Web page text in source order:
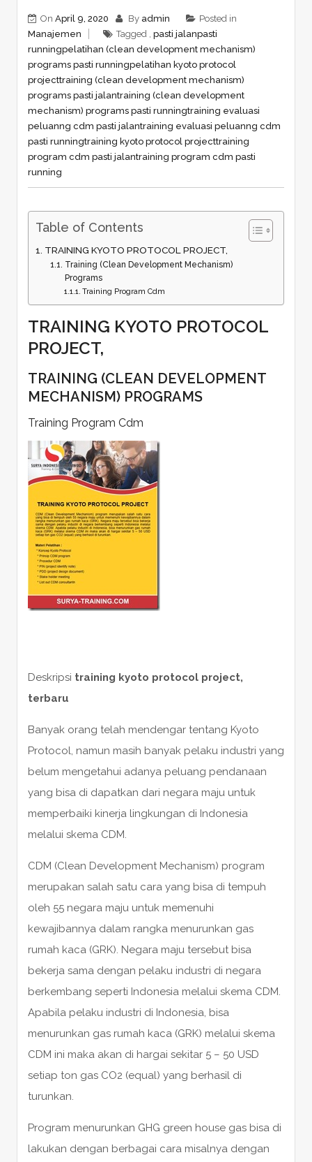
On April 9, 2020 By admin
Posted in
Manajemen
Tagged , pasti jalanpasti
runningpelatihan (clean development mechanism)
programs pasti runningpelatihan kyoto protocol
projecttraining (clean development mechanism)
programs pasti jalantraining (clean development
mechanism) programs pasti runningtraining evaluasi
peluanng cdm pasti jalantraining evaluasi peluanng cdm
pasti runningtraining kyoto protocol projecttraining
program cdm pasti jalantraining program cdm pasti
running
Table of Contents
TRAINING KYOTO PROTOCOL PROJECT,
Training (Clean Development Mechanism)
Programs
Training Program Cdm
TRAINING KYOTO PROTOCOL
PROJECT,
TRAINING (CLEAN DEVELOPMENT
MECHANISM) PROGRAMS
Training Program Cdm
Deskripsi training kyoto protocol project,
terbaru
Banyak orang telah mendengar tentang Kyoto
Protocol, namun masih banyak pelaku industri yang
belum mengetahui adanya peluang pendanaan
yang bisa di dapatkan dari negara maju untuk
memperbaiki kinerja lingkungan di Indonesia
melalui skema CDM.
CDM (Clean Development Mechanism) program
merupakan salah satu cara yang bisa di tempuh
oleh 55 negara maju untuk memenuhi
kewajibannya dalam rangka menurunkan gas
rumah kaca (GRK). Negara maju tersebut bisa
bekerja sama dengan pelaku industri di negara
berkembang seperti Indonesia melalui skema CDM.
Apabila pelaku industri di Indonesia, bisa
menurunkan gas rumah kaca (GRK) melalui skema
CDM ini maka akan di hargai sekitar 5 – 50 USD
setiap ton gas CO2 (equal) yang berhasil di
turunkan.
Program menurunkan GHG green house gas bisa di
lakukan dengan berbagai cara misalnya dengan